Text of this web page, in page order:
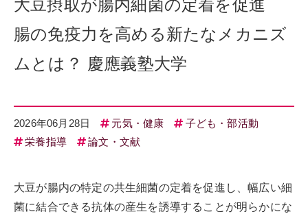
大豆摂取が腸内細菌の定着を促進
腸の免疫力を高める新たなメカニズ
ムとは？ 慶應義塾大学
2026年06月28日 元気・健康
子ども・部活動
栄養指導
論文・文献
大豆が腸内の特定の共生細菌の定着を促進し、幅広い細
菌に結合できる抗体の産生を誘導することが明らかにな